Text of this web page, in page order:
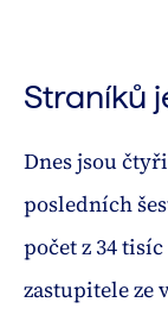
Straníků
Dnes jsou
posledních
počet z 34
zastupitele ze